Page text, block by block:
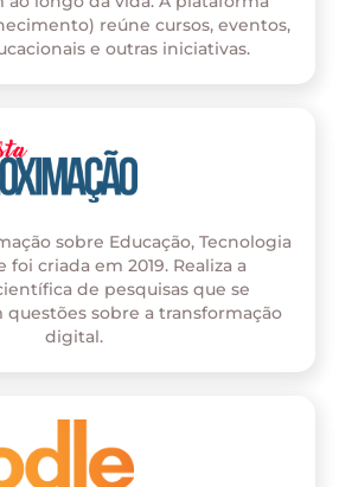
reúne cursos, eventos,
e outras iniciativas.
sobre Educação, Tecnologia
foi criada em 2019. Realiza a
de pesquisas que se
questões sobre a transformação
digital.